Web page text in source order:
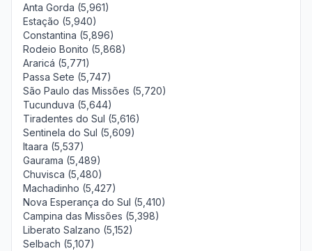
Anta Gorda (5,961)
Estação (5,940)
Constantina (5,896)
Rodeio Bonito (5,868)
Araricá (5,771)
Passa Sete (5,747)
São Paulo das Missões (5,720)
Tucunduva (5,644)
Tiradentes do Sul (5,616)
Sentinela do Sul (5,609)
Itaara (5,537)
Gaurama (5,489)
Chuvisca (5,480)
Machadinho (5,427)
Nova Esperança do Sul (5,410)
Campina das Missões (5,398)
Liberato Salzano (5,152)
Selbach (5,107)